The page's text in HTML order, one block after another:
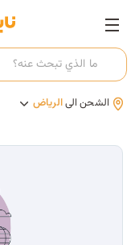
الشحن الىالرياض